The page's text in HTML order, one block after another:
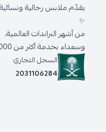
يقدّم ملابس رجالية
✨
من أشهر البراندات العالمية،
وسعداء بخدمة أكثر من 300,000 عميل حول المملكة.
السجل التجاري
2031106284